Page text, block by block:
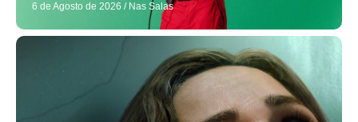
6 de Agosto de 2026 / Nas Salas